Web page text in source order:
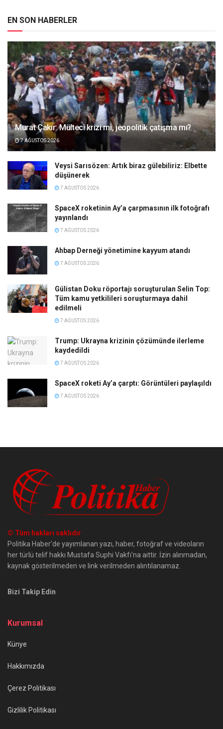
EN SON HABERLER
Murat Çakır: Mülteci krizi mi, jeopolitik çatışma mı?
7 AĞUSTOS 2026
Veysi Sarısözen: Artık biraz gülebiliriz: Elbette
düşünerek
7 AĞUSTOS 2026
SpaceX roketinin Ay’a çarpmasının ilk fotoğrafı
yayınlandı
7 AĞUSTOS 2026
Ahbap Derneği yönetimine kayyum atandı
7 AĞUSTOS 2026
Gülistan Doku röportajı soruşturulan Selin Top:
Tüm kamu yetkilileri soruşturmaya dahil
edilmeli
7 AĞUSTOS 2026
Trump: Ukrayna krizinin çözümünde ilerleme
kaydedildi
7 AĞUSTOS 2026
SpaceX roketi Ay’a çarptı: Görüntüleri paylaşıldı
7 AĞUSTOS 2026
© Tüm hakları saklıdır
Politika Haber'de yayımlanan yazı, haber, fotoğraf ve videoların
her türlü telif hakkı Mustafa Suphi Vakfı'na aittir. İzin alınmadan,
kaynak gösterilmeden ve link verilmeden alıntılanamaz.
Bizi Takip Edin
Kurumsal
Künye
Hakkımızda
Çerez Politikası
Gizlilik Politikası